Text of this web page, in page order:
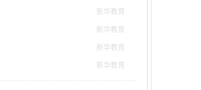
新华教育
新华教育
新华教育
新华教育